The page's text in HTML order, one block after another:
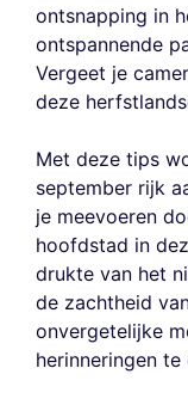
ontsnapping in
ontspannende
Vergeet je
deze
Met deze tips
september rijk
je meevoeren
hoofdstad in
drukte van het
de zachtheid
onvergetelijke
herinneringen te